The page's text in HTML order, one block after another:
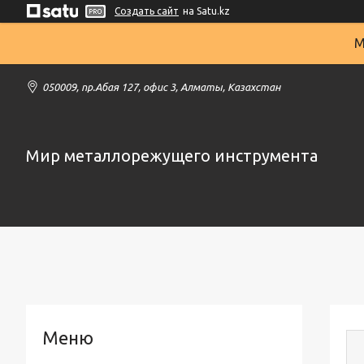
Создать сайт на Satu.kz
050009, пр.Абая 127, офис 3, Алматы, Казахстан
Мир металлорежущего инструмента